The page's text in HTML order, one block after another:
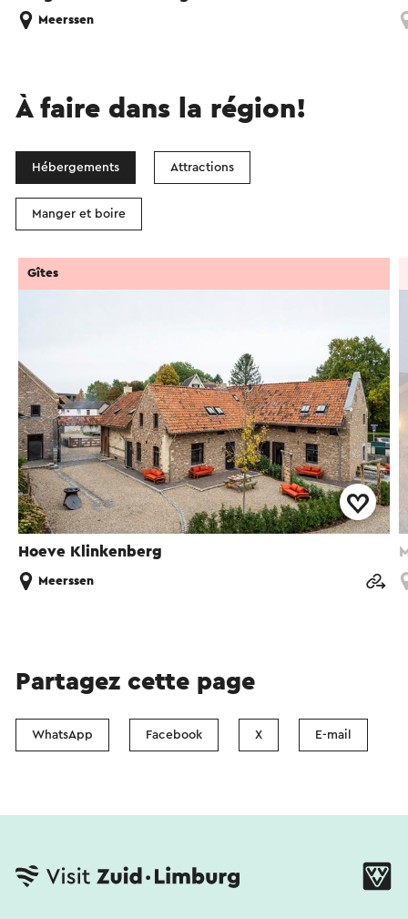
Meerssen
À faire dans la région!
Hébergements Attractions
Manger et boire
Hoeve Klinkenberg
Gîtes
Meerssen
Partagez cette page
WhatsApp Facebook X E-mail